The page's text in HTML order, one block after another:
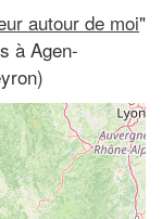
autour de moi"
à Agen-